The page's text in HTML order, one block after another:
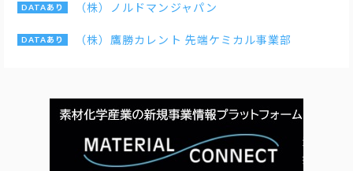
（株）ノルドマンジャパン
（株）鷹勝カレント 先端ケミカル事業部